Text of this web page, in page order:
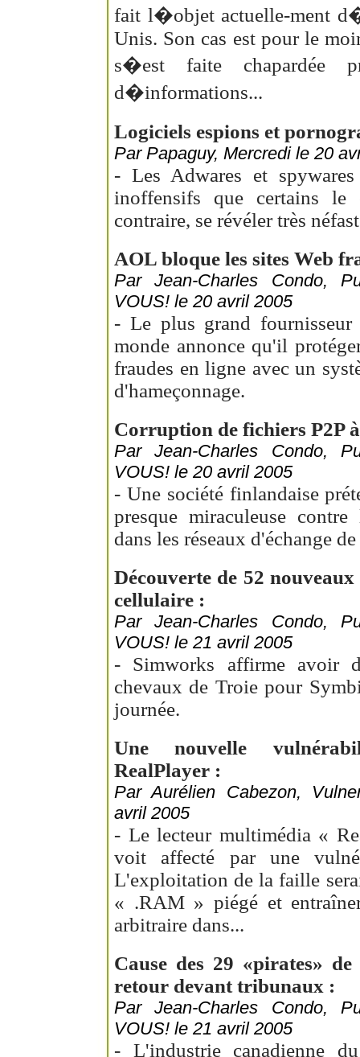
fait l�objet actuelle-ment
Unis. Son cas est pour le
s�est faite chapardée
d�informations...
Logiciels espions et
Par Papaguy, Mercredi le 20
- Les Adwares et
inoffensifs que certains le
contraire, se révéler très
AOL bloque les sites Web
Par Jean-Charles Condo,
VOUS! le 20 avril 2005
- Le plus grand fournisseur
monde annonce qu'il
fraudes en ligne avec un
d'hameçonnage.
Corruption de fichiers P2P
Par Jean-Charles Condo,
VOUS! le 20 avril 2005
- Une société finlandaise
presque miraculeuse
dans les réseaux d'échange
Découverte de 52
cellulaire :
Par Jean-Charles Condo,
VOUS! le 21 avril 2005
- Simworks affirme avoir
chevaux de Troie pour
journée.
Une nouvelle
RealPlayer :
Par Aurélien Cabezon,
avril 2005
- Le lecteur multimédia «
voit affecté par une
L'exploitation de la faille
« .RAM » piégé et
arbitraire dans...
Cause des 29 «pirates»
retour devant tribunaux :
Par Jean-Charles Condo,
VOUS! le 21 avril 2005
- L'industrie canadienne